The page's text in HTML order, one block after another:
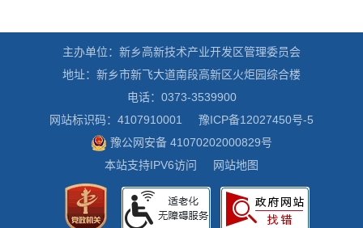
主办单位：新乡高新技术产业开发区管理委员会
地址：新乡市新飞大道南段高新区火炬园综合楼
电话：0373-3539900
网站标识码：4107910001
豫ICP备12027450号-5
豫公网安备 41070202000829号
本站支持IPV6访问
网站地图